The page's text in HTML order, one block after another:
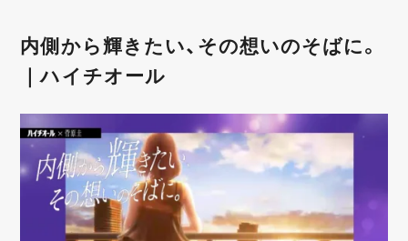
内側から輝きたい、その想いのそばに。
｜ハイチオール